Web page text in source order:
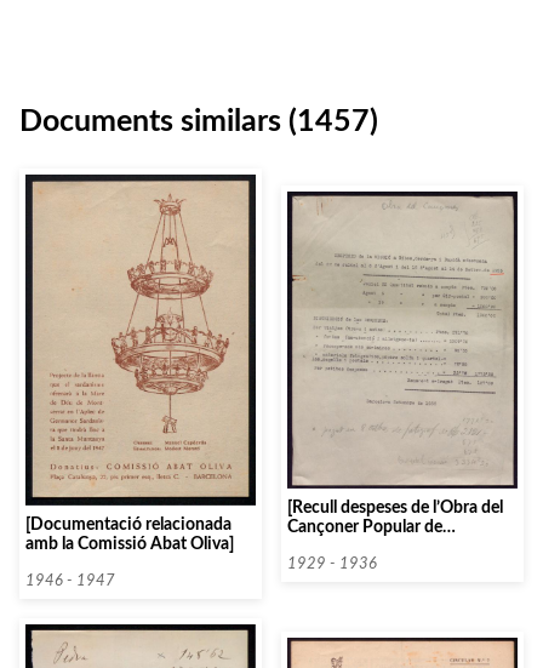
Documents similars (1457)
[Documentació relacionada
amb la Comissió Abat Oliva]
1946 - 1947
[Recull despeses de l’Obra del
Cançoner Popular de
1929 - 1936